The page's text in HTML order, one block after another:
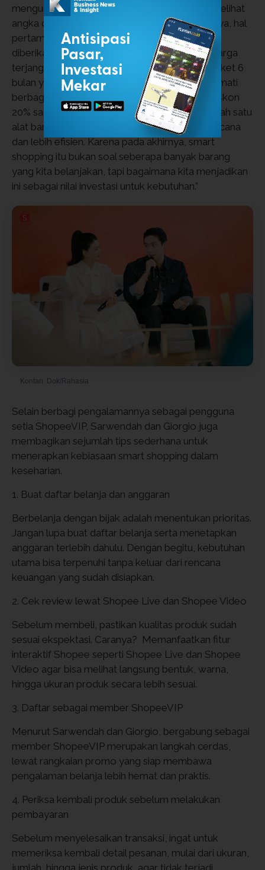
mengungkapkan, “Sebagai pria, aku terbiasa melihat
angka dulu sebelum ambil keputusan. Karenanya, hal
pertama yang aku lihat adalah bagaimana kita
diberikan pilihan untuk berlangganan dengan harga
terjangkau dan menguntungkan, contohnya paket 6
bulan yang jauh lebih hemat. Tetapi bisa menikmati
berbagai voucher dari Gratis Ongkir Instant, Diskon
20% sampai promo lainnya. ShopeeVIP jadi salah satu
alat bantu untuk berbelanja lebih cerdas, terencana
dan lebih efisien. Karena pada akhirnya, smart
shopping itu bukan soal seberapa banyak barang
yang kita belanjakan, tapi bagaimana kita menjadikan
ini sebagai nilai investasi untuk kebutuhan.”
Kontan. Dok/Rahasia
Selain berbagi pengalamannya sebagai pengguna
setia ShopeeVIP, Sarwendah dan Giorgio juga
membagikan sejumlah tips sederhana untuk
menerapkan kebiasaan smart shopping dalam
keseharian.
1. Buat daftar belanja dan anggaran
Berbelanja dengan bijak adalah menentukan prioritas.
Jangan lupa buat daftar belanja serta menetapkan
anggaran terlebih dahulu. Dengan begitu, kebutuhan
utama bisa terpenuhi tanpa keluar dari rencana
keuangan yang sudah disiapkan.
2. Cek review lewat Shopee Live dan Shopee Video
Sebelum membeli, pastikan kualitas produk sudah
sesuai ekspektasi. Caranya? Memanfaatkan fitur
interaktif Shopee seperti Shopee Live dan Shopee
Video agar bisa melihat langsung bentuk, warna,
hingga ukuran produk secara lebih sesuai.
3. Daftar sebagai member ShopeeVIP
Menurut Sarwendah dan Giorgio, bergabung sebagai
member ShopeeVIP merupakan langkah cerdas,
lewat rangkaian promo yang siap membawa
pengalaman belanja lebih hemat dan praktis.
4. Periksa kembali produk sebelum melakukan
pembayaran
Sebelum menyelesaikan transaksi, ingat untuk
memeriksa kembali detail pesanan, mulai dari ukuran,